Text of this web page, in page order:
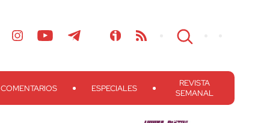
COMENTARIOS ESPECIALES
REVISTA
SEMANAL